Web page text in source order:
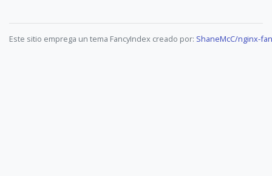
Este sitio emprega un tema FancyIndex creado por: ShaneMcC/nginx-